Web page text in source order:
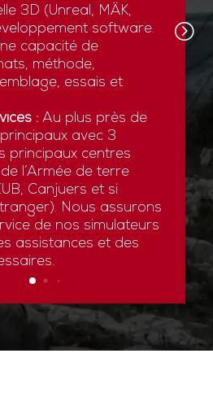
3D (Unreal, MÄK,
software.
capacité de
méthode,
essais et
:Au plus près de
avec 3
principaux centres
l’Armée de terre
Canjuers et si
Nous assurons
de nos simulateurs
assistances et des